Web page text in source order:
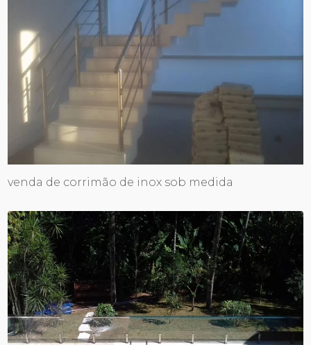
venda de corrimão de inox sob medida